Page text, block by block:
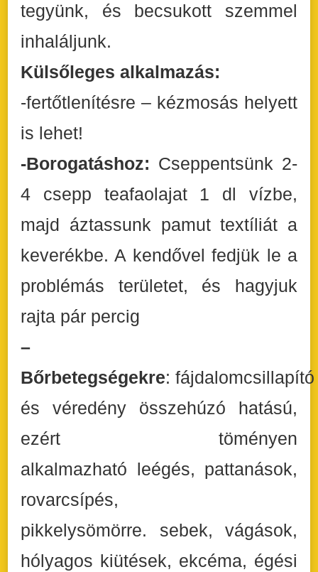
tegyünk, és becsukott szemmel
inhaláljunk.
Külsőleges alkalmazás:
-fertőtlenítésre – kézmosás helyett
is lehet!
-Borogatáshoz: Cseppentsünk 2-
4 csepp teafaolajat 1 dl vízbe,
majd áztassunk pamut textíliát a
keverékbe. A kendővel fedjük le a
problémás területet, és hagyjuk
rajta pár percig
–
Bőrbetegségekre: fájdalomcsillapító
és véredény összehúzó hatású,
ezért töményen
alkalmazható leégés, pattanások,
rovarcsípés,
pikkelysömörre. sebek, vágások,
hólyagos kiütések, ekcéma, égési